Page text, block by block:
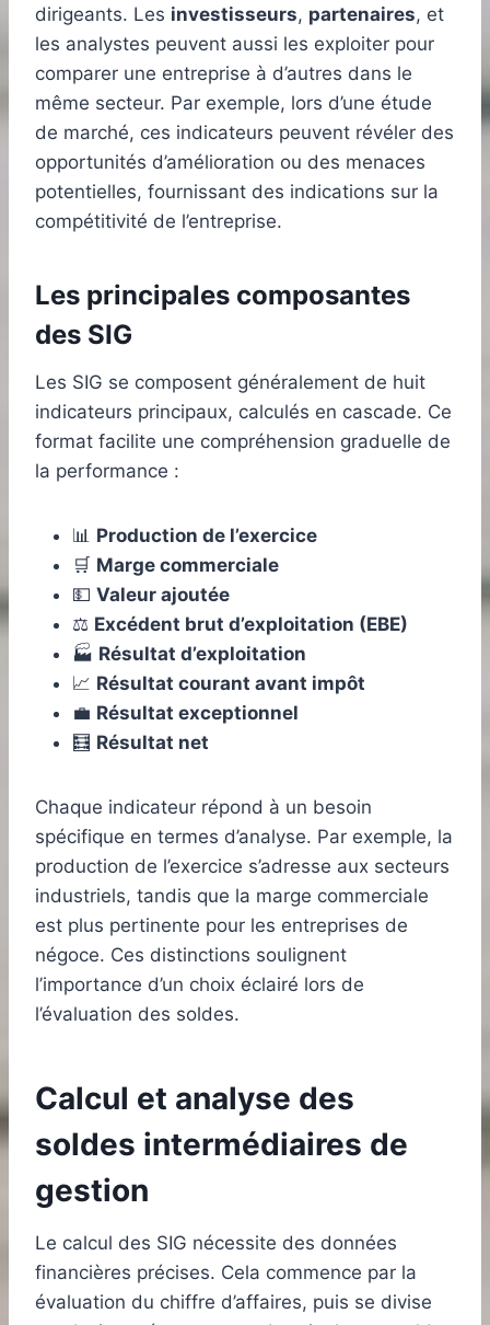
dirigeants. Les investisseurs, partenaires, et
les analystes peuvent aussi les exploiter pour
comparer une entreprise à d’autres dans le
même secteur. Par exemple, lors d’une étude
de marché, ces indicateurs peuvent révéler des
opportunités d’amélioration ou des menaces
potentielles, fournissant des indications sur la
compétitivité de l’entreprise.
Les principales composantes
des SIG
Les SIG se composent généralement de huit
indicateurs principaux, calculés en cascade. Ce
format facilite une compréhension graduelle de
la performance :
📊 Production de l’exercice
🛒 Marge commerciale
💵 Valeur ajoutée
⚖️ Excédent brut d’exploitation (EBE)
🏭 Résultat d’exploitation
📈 Résultat courant avant impôt
💼 Résultat exceptionnel
🧮 Résultat net
Chaque indicateur répond à un besoin
spécifique en termes d’analyse. Par exemple, la
production de l’exercice s’adresse aux secteurs
industriels, tandis que la marge commerciale
est plus pertinente pour les entreprises de
négoce. Ces distinctions soulignent
l’importance d’un choix éclairé lors de
l’évaluation des soldes.
Calcul et analyse des
soldes intermédiaires de
gestion
Le calcul des SIG nécessite des données
financières précises. Cela commence par la
évaluation du chiffre d’affaires, puis se divise